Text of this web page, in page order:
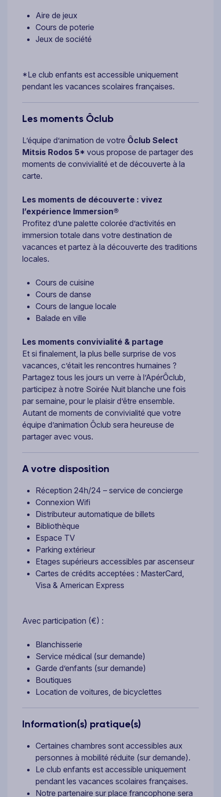
Aire de jeux
Cours de poterie
Jeux de société
*Le club enfants est accessible uniquement
pendant les vacances scolaires françaises.
Les moments Ôclub
L’équipe d’animation de votre Ôclub Select
Mitsis Rodos 5* vous propose de partager des
moments de convivialité et de découverte à la
carte.
Les moments de découverte : vivez
l’expérience Immersion®
Profitez d’une palette colorée d’activités en
immersion totale dans votre destination de
vacances et partez à la découverte des traditions
locales.
Cours de cuisine
Cours de danse
Cours de langue locale
Balade en ville
Les moments convivialité & partage
Et si finalement, la plus belle surprise de vos
vacances, c’était les rencontres humaines ?
Partagez tous les jours un verre à l’ApérÔclub,
participez à notre Soirée Nuit blanche une fois
par semaine, pour le plaisir d’être ensemble.
Autant de moments de convivialité que votre
équipe d’animation Ôclub sera heureuse de
partager avec vous.
A votre disposition
Réception 24h/24 – service de concierge
Connexion Wifi
Distributeur automatique de billets
Bibliothèque
Espace TV
Parking extérieur
Etages supérieurs accessibles par ascenseur
Cartes de crédits acceptées : MasterCard,
Visa & American Express
Avec participation (€) :
Blanchisserie
Service médical (sur demande)
Garde d’enfants (sur demande)
Boutiques
Location de voitures, de bicyclettes
Information(s) pratique(s)
Certaines chambres sont accessibles aux
personnes à mobilité réduite (sur demande).
Le club enfants est accessible uniquement
pendant les vacances scolaires françaises.
Notre partenaire sur place francophone sera